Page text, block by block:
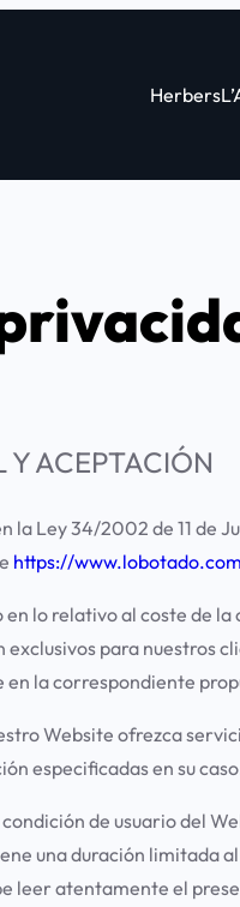
Herbers
ACEPTACIÓN
la Ley 34/2002 de 11 de
https://
en lo relativo al coste de
para nuestros
en la correspondiente
Website ofrezca
especificadas en su
de usuario del
una duración limitada
atentamente el